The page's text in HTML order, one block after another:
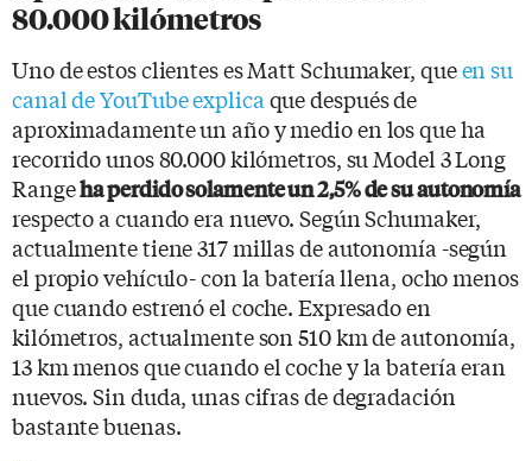
80.000 kilómetros
Uno de estos clientes es Matt Schumaker, queen su
canal de YouTube explica que después de
aproximadamente un año y medio en los que ha
recorrido unos 80.000 kilómetros, su Model 3 Long
Rangeha perdido solamente un 2,5% de su autonomía
respecto a cuando era nuevo. Según Schumaker,
actualmente tiene 317 millas de autonomía -según
el propio vehículo- con la batería llena, ocho menos
que cuando estrenó el coche. Expresado en
kilómetros, actualmente son 510 km de autonomía,
13 km menos que cuando el coche y la batería eran
nuevos. Sin duda, unas cifras de degradación
bastante buenas.